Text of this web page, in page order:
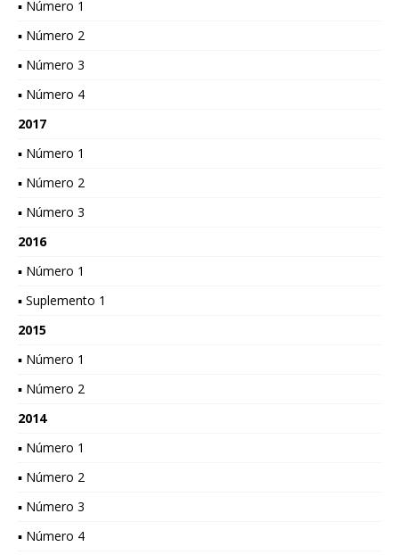
▪ Número 1
▪ Número 2
▪ Número 3
▪ Número 4
2017
▪ Número 1
▪ Número 2
▪ Número 3
2016
▪ Número 1
▪ Suplemento 1
2015
▪ Número 1
▪ Número 2
2014
▪ Número 1
▪ Número 2
▪ Número 3
▪ Número 4